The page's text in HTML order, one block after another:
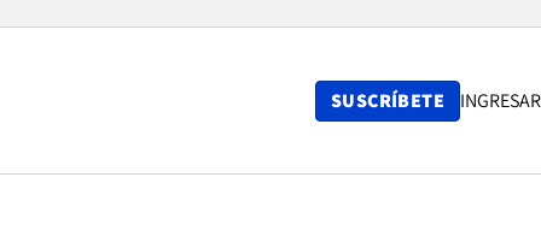
SUSCRÍBETE INGRESAR